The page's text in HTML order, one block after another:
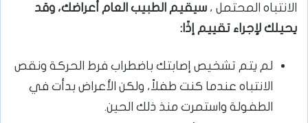
الانتباه المحتمل ، سيقيم الطبيب العام أعراضك، وقد
يحيلك لإجراء تقييم إذًا:
لم يتم تشخيص إصابتك باضطراب فرط الحركة ونقص
الانتباه عندما كنت طفلاً، ولكن الأعراض بدأت في
الطفولة واستمرت منذ ذلك الحين.